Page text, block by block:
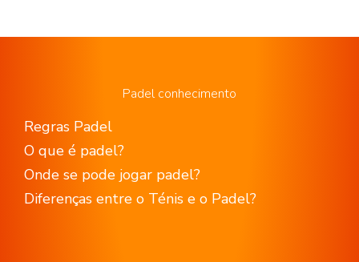
Padel conhecimento
Regras Padel
O que é padel?
Onde se pode jogar padel?
Diferenças entre o Ténis e o Padel?